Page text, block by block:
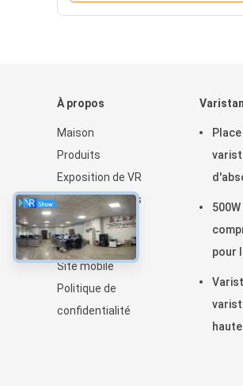
À propos
Maison
Produits
Exposition de VR
Au sujet de nous
Nouvelles
Plan du site
Site mobile
Politique de
confidentialité
pour